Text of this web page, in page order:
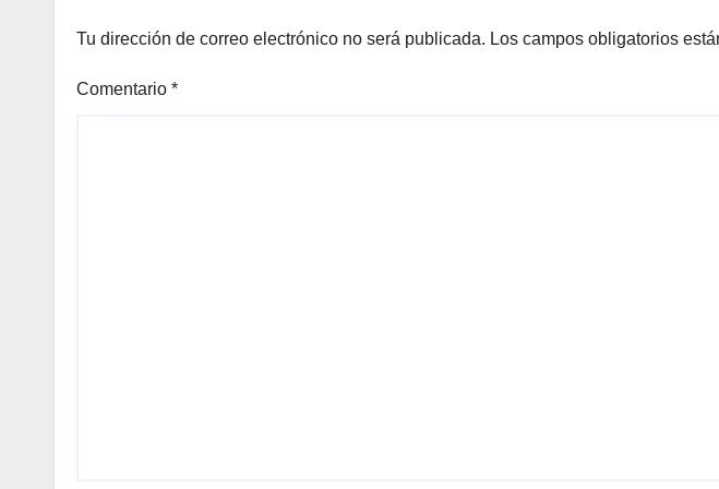
Tu dirección de correo electrónico no será publicada. Los campos obligatorios
Comentario *